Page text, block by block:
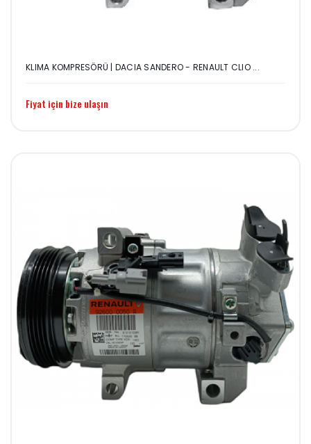
KLIMA KOMPRESÖRÜ | DACIA SANDERO - RENAULT CLIO ...
Fiyat için bize ulaşın